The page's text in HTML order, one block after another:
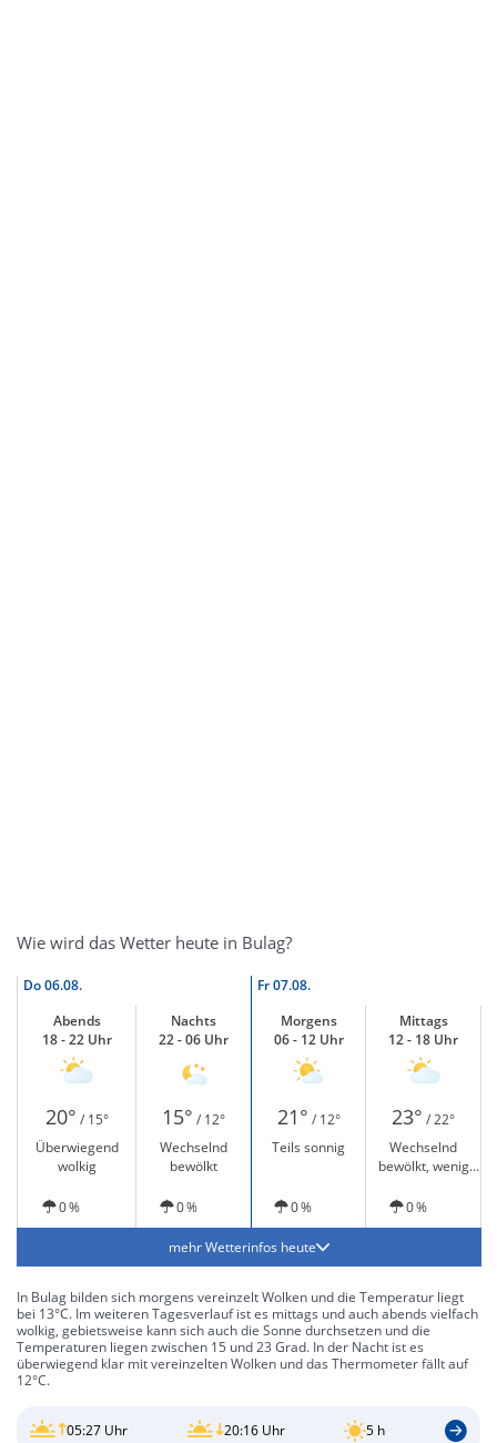
Wie wird das Wetter heute in Bulag?
Do06.08. Fr07.08.
Abends
18 - 22 Uhr
Nachts
22 - 06 Uhr
Morgens
06 - 12 Uhr
Mittags
12 - 18 Uhr
20° / 15° 15° / 12° 21° / 12° 23° / 22°
Überwiegend
wolkig
Wechselnd
bewölkt
Teils sonnig
Wechselnd
bewölkt, wenig
0 %
0 % 0 % 0 %
mehr Wetterinfos heute
In Bulag bilden sich morgens vereinzelt Wolken und die Temperatur liegt
bei 13°C. Im weiteren Tagesverlauf ist es mittags und auch abends vielfach
wolkig, gebietsweise kann sich auch die Sonne durchsetzen und die
Temperaturen liegen zwischen 15 und 23 Grad. In der Nacht ist es
überwiegend klar mit vereinzelten Wolken und das Thermometer fällt auf
12°C.
05:27 Uhr 20:16 Uhr 5 h